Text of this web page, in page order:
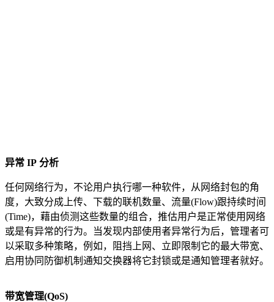
异常 IP 分析
任何网络行为，不论用户执行哪一种软件，从网络封包的角
度，大致分成上传、下载的联机数量、流量(Flow)跟持续时间
(Time)，藉由侦测这些数量的组合，推估用户是正常使用网络
或是有异常的行为。当发现内部使用者异常行为后，管理者可
以采取多种策略，例如，阻挡上网、立即限制它的最大带宽、
启用协同防御机制通知交换器将它封锁或是通知管理者就好。
带宽管理(QoS)